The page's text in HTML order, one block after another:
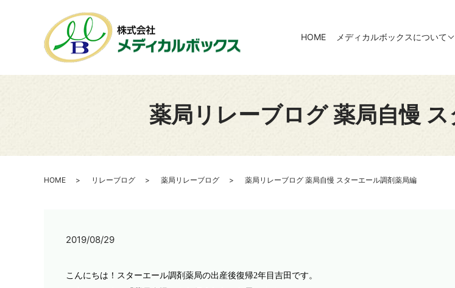
HOME メディカルボックスについて
薬局リレーブログ 薬局自慢
HOME リレーブログ 薬局リレーブログ 薬局リレーブログ 薬局自慢 スターエール調剤薬局編
2019/08/29
こんにちは！スターエール調剤薬局の出産後復帰2年目吉田です。